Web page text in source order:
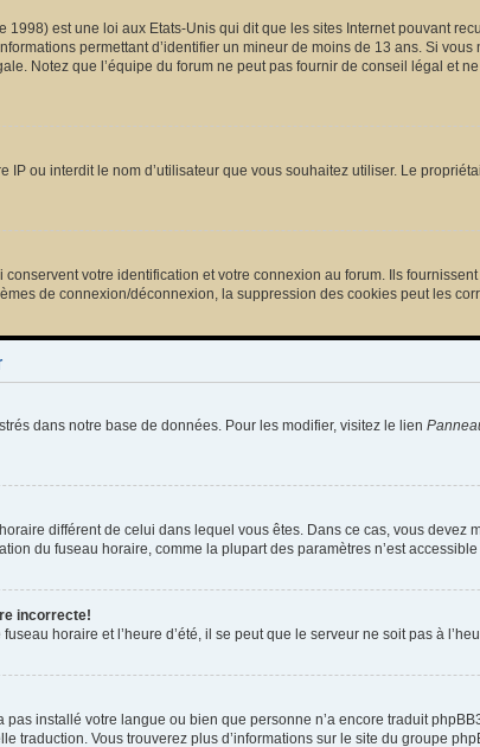
1998) est une loi aux Etats-Unis qui dit que les sites Internet pouvant
permettant d’identifier un mineur de moins de 13 ans. Si
Notez que l’équipe du forum ne peut pas fournir de conseil légal et
IP ou interdit le nom d’utilisateur que vous souhaitez utiliser. Le
votre identification et votre connexion au forum. Ils
de connexion/déconnexion, la suppression des cookies peut les
dans notre base de données. Pour les modifier, visitez le lien
différent de celui dans lequel vous êtes. Dans ce cas, vous
du fuseau horaire, comme la plupart des paramètres n’est
incorrecte!
horaire et l’heure d’été, il se peut que le serveur ne soit pas à
pas installé votre langue ou bien que personne n’a encore traduit
traduction. Vous trouverez plus d’informations sur le site du groupe